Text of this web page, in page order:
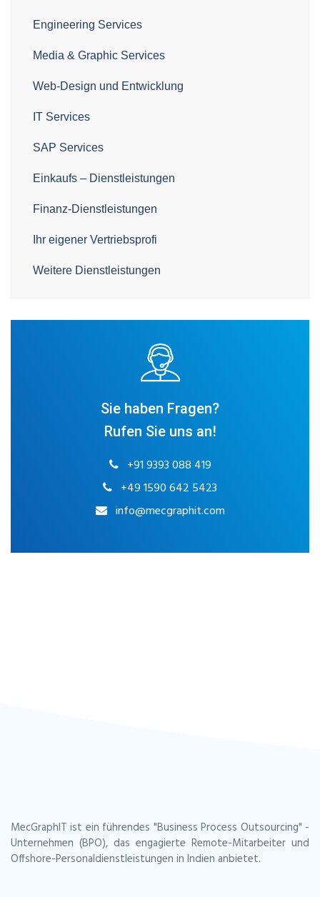
Engineering Services
Media & Graphic Services
Web-Design und Entwicklung
IT Services
SAP Services
Einkaufs – Dienstleistungen
Finanz-Dienstleistungen
Ihr eigener Vertriebsprofi
Weitere Dienstleistungen
Sie haben Fragen?
Rufen Sie uns an!
+91 9393 088 419
+49 1590 642 5423
info@mecgraphit.com
MecGraphIT ist ein führendes "Business Process Outsourcing" -
Unternehmen (BPO), das engagierte Remote-Mitarbeiter und
Offshore-Personaldienstleistungen in Indien anbietet.